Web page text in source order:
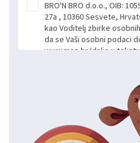
BRO'N BRO d.o.o., OIB:
27a , 10360 Sesvete,
kao Voditelj zbirke
da se Vaši osobni podaci
www.mae.hr (dalje u
obrađeni. Prihvaćanjem
slobodno i izričito dajete
obradu Vaših osobnih
putem ovih web stranica
komunikacije na Vaš upit
Radi se o dobrovoljnom
Izjavu niste dužni
svoje osobne podatke u